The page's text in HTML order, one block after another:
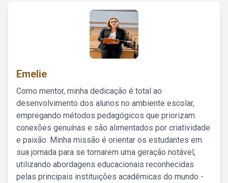
Emelie
Como mentor, minha dedicação é total ao
desenvolvimento dos alunos no ambiente escolar,
empregando métodos pedagógicos que priorizam
conexões genuínas e são alimentados por criatividade
e paixão. Minha missão é orientar os estudantes em
sua jornada para se tornarem uma geração notável,
utilizando abordagens educacionais reconhecidas
pelas principais instituições acadêmicas do mundo -